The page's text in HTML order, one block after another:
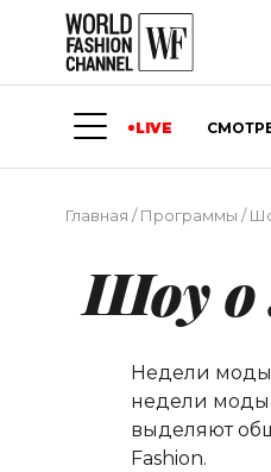
LIVE
Главная /Программы /
Шоу о
Недели моды
недели моды
выделяют
Fashion.